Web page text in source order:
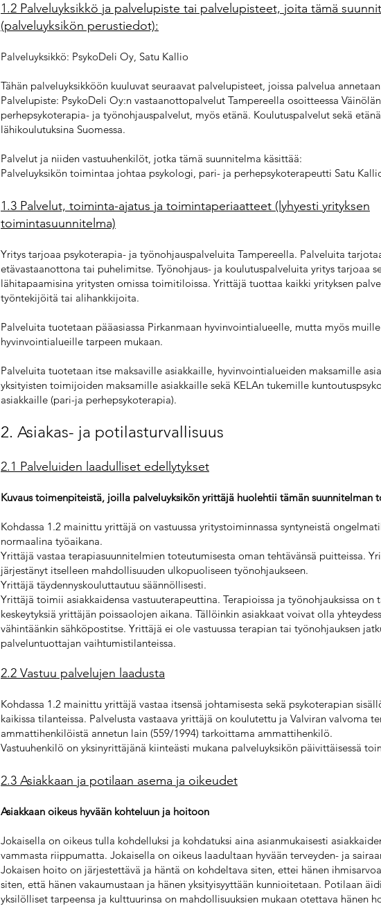
1.2 Palveluyksikkö ja palvelupiste tai palvelupisteet, joita tämä
(palveluyksikön perustiedot):
Palveluyksikkö: PsykoDeli Oy, Satu Kallio
Tähän palveluyksikköön kuuluvat seuraavat palvelupisteet, joissa palvelua
Palvelupiste: PsykoDeli Oy:n vastaanottopalvelut Tampereella osoitteessa
perhepsykoterapia- ja työnohjauspalvelut, myös etänä. Koulutuspalvelut sekä
lähikoulutuksina Suomessa.
Palvelut ja niiden vastuuhenkilöt, jotka tämä suunnitelma käsittää:
Palveluyksikön toimintaa johtaa psykologi, pari- ja perhepsykoterapeutti Satu
1.3 Palvelut, toiminta-ajatus ja toimintaperiaatteet (lyhyesti yrityksen
toimintasuunnitelma)
Yritys tarjoaa psykoterapia- ja työnohjauspalveluita Tampereella. Palveluita
etävastaanottona tai puhelimitse. Työnohjaus- ja koulutuspalveluita yritys tarjoaa
lähitapaamisina yritysten omissa toimitiloissa. Yrittäjä tuottaa kaikki yrityksen
työntekijöitä tai alihankkijoita.
Palveluita tuotetaan pääasiassa Pirkanmaan hyvinvointialueelle, mutta myös muille
hyvinvointialueille tarpeen mukaan.
Palveluita tuotetaan itse maksaville asiakkaille, hyvinvointialueiden maksamille
yksityisten toimijoiden maksamille asiakkaille sekä KELAn tukemille
asiakkaille (pari-ja perhepsykoterapia).
2. Asiakas- ja potilasturvallisuus
2.1 Palveluiden laadulliset edellytykset
Kuvaus toimenpiteistä, joilla palveluyksikön yrittäjä huolehtii tämän suunnitelman
Kohdassa 1.2 mainittu yrittäjä on vastuussa yritystoiminnassa syntyneistä
normaalina työaikana.
Yrittäjä vastaa terapiasuunnitelmien toteutumisesta oman tehtävänsä puitteissa.
järjestänyt itselleen mahdollisuuden ulkopuoliseen työnohjaukseen.
Yrittäjä täydennyskouluttautuu säännöllisesti.
Yrittäjä toimii asiakkaidensa vastuuterapeuttina. Terapioissa ja työnohjauksissa on
keskeytyksiä yrittäjän poissaolojen aikana. Tällöinkin asiakkaat voivat olla
vähintäänkin sähköpostitse. Yrittäjä ei ole vastuussa terapian tai työnohjauksen
palveluntuottajan vaihtumistilanteissa.
2.2 Vastuu palvelujen laadusta
Kohdassa 1.2 mainittu yrittäjä vastaa itsensä johtamisesta sekä psykoterapian
kaikissa tilanteissa. Palvelusta vastaava yrittäjä on koulutettu ja Valviran valvoma
ammattihenkilöistä annetun lain (559/1994) tarkoittama ammattihenkilö.
Vastuuhenkilö on yksinyrittäjänä kiinteästi mukana palveluyksikön päivittäisessä
2.3 Asiakkaan ja potilaan asema ja oikeudet
Asiakkaan oikeus hyvään kohteluun ja hoitoon
Jokaisella on oikeus tulla kohdelluksi ja kohdatuksi aina asianmukaisesti
vammasta riippumatta. Jokaisella on oikeus laadultaan hyvään terveyden- ja
Jokaisen hoito on järjestettävä ja häntä on kohdeltava siten, ettei hänen
siten, että hänen vakaumustaan ja hänen yksityisyyttään kunnioitetaan. Potilaan
yksilölliset tarpeensa ja kulttuurinsa on mahdollisuuksien mukaan otettava hänen